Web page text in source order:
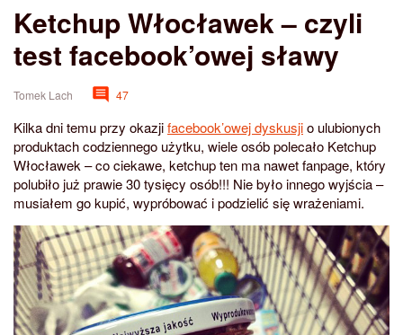
Ketchup Włocławek – czyli
test facebook’owej sławy
Tomek Lach 47
Kilka dni temu przy okazjifacebook’owej dyskusjio ulubionych
produktach codziennego użytku, wiele osób polecało Ketchup
Włocławek – co ciekawe, ketchup ten ma nawet fanpage, który
polubiło już prawie 30 tysięcy osób!!! Nie było innego wyjścia –
musiałem go kupić, wypróbować i podzielić się wrażeniami.